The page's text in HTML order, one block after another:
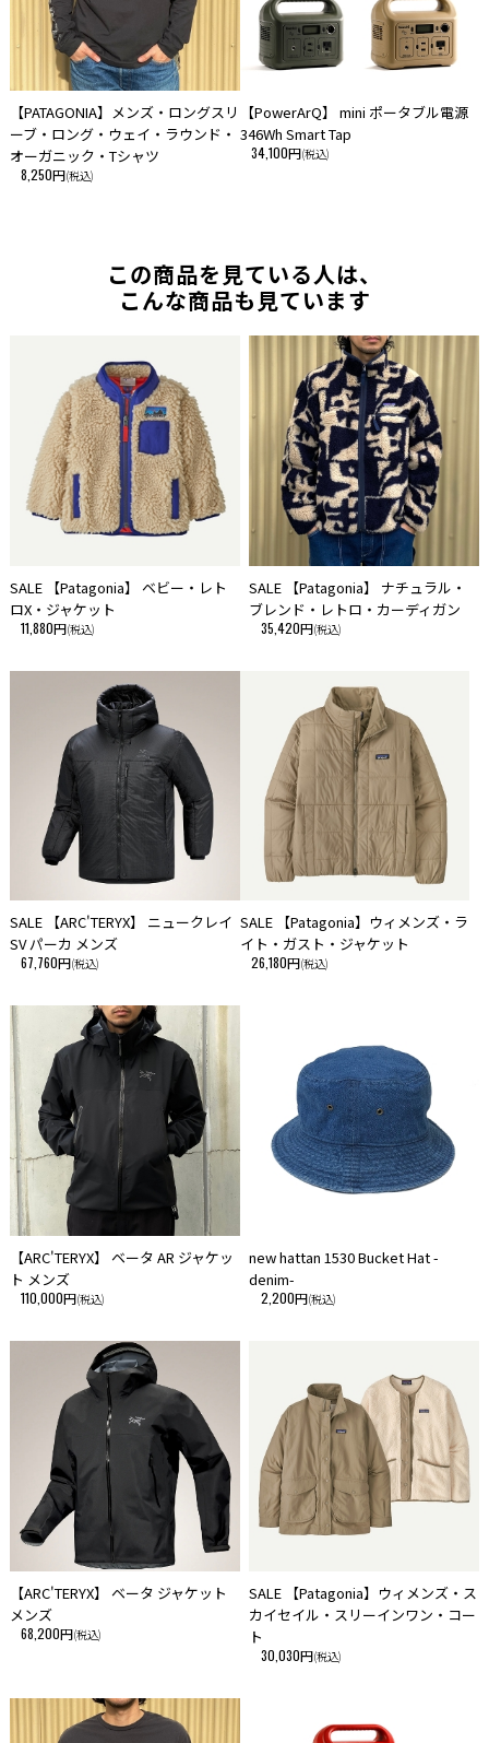
【PATAGONIA】メンズ・ロングスリ
ーブ・ロング・ウェイ・ラウンド・
オーガニック・Tシャツ
8,250円(税込)
【PowerArQ】 mini ポータブル電源
346Wh Smart Tap
34,100円(税込)
この商品を見ている人は、
こんな商品も見ています
SALE 【Patagonia】 ベビー・レト
ロX・ジャケット
11,880円(税込)
SALE 【Patagonia】 ナチュラル・
ブレンド・レトロ・カーディガン
35,420円(税込)
SALE 【ARC'TERYX】 ニュークレイ
SV パーカ メンズ
67,760円(税込)
SALE 【Patagonia】ウィメンズ・ラ
イト・ガスト・ジャケット
26,180円(税込)
【ARC'TERYX】 ベータ AR ジャケッ
ト メンズ
110,000円(税込)
new hattan 1530 Bucket Hat -
denim-
2,200円(税込)
【ARC'TERYX】 ベータ ジャケット
メンズ
68,200円(税込)
SALE 【Patagonia】ウィメンズ・ス
カイセイル・スリーインワン・コー
ト
30,030円(税込)